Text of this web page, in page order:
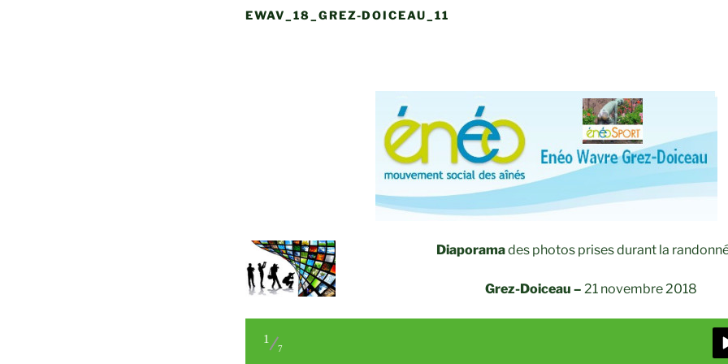
EWAV_18_GREZ-DOICEAU_11
Diaporamades photos prises durant la
Grez-Doiceau – 21 novembre 2018
1
7